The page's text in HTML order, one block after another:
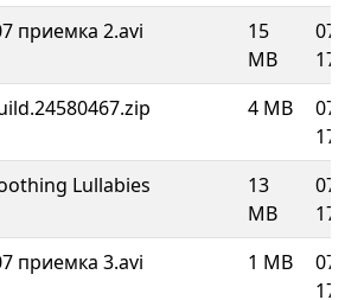
приемка 2.avi
15
MB
4 MB
Lullabies
13
MB
приемка 3.avi
1 MB